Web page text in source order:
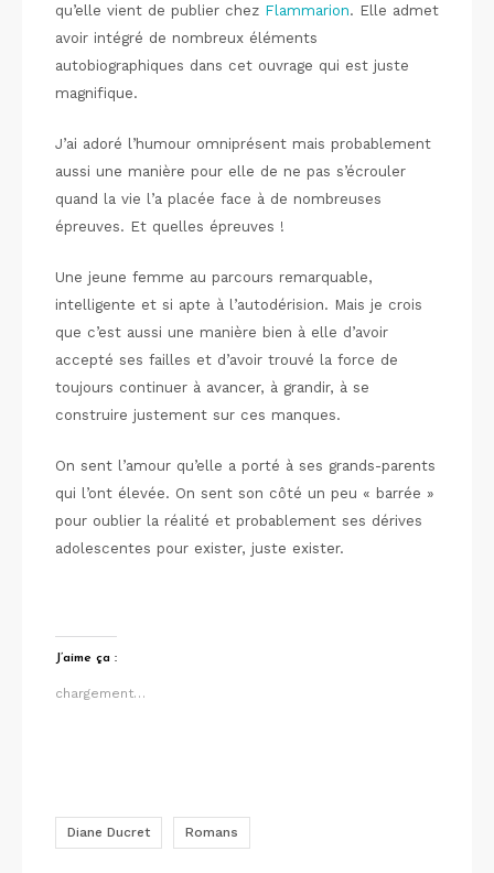
qu’elle vient de publier chez Flammarion. Elle admet
avoir intégré de nombreux éléments
autobiographiques dans cet ouvrage qui est juste
magnifique.
J’ai adoré l’humour omniprésent mais probablement
aussi une manière pour elle de ne pas s’écrouler
quand la vie l’a placée face à de nombreuses
épreuves. Et quelles épreuves !
Une jeune femme au parcours remarquable,
intelligente et si apte à l’autodérision. Mais je crois
que c’est aussi une manière bien à elle d’avoir
accepté ses failles et d’avoir trouvé la force de
toujours continuer à avancer, à grandir, à se
construire justement sur ces manques.
On sent l’amour qu’elle a porté à ses grands-parents
qui l’ont élevée. On sent son côté un peu « barrée »
pour oublier la réalité et probablement ses dérives
adolescentes pour exister, juste exister.
J’aime ça :
chargement…
Diane Ducret Romans